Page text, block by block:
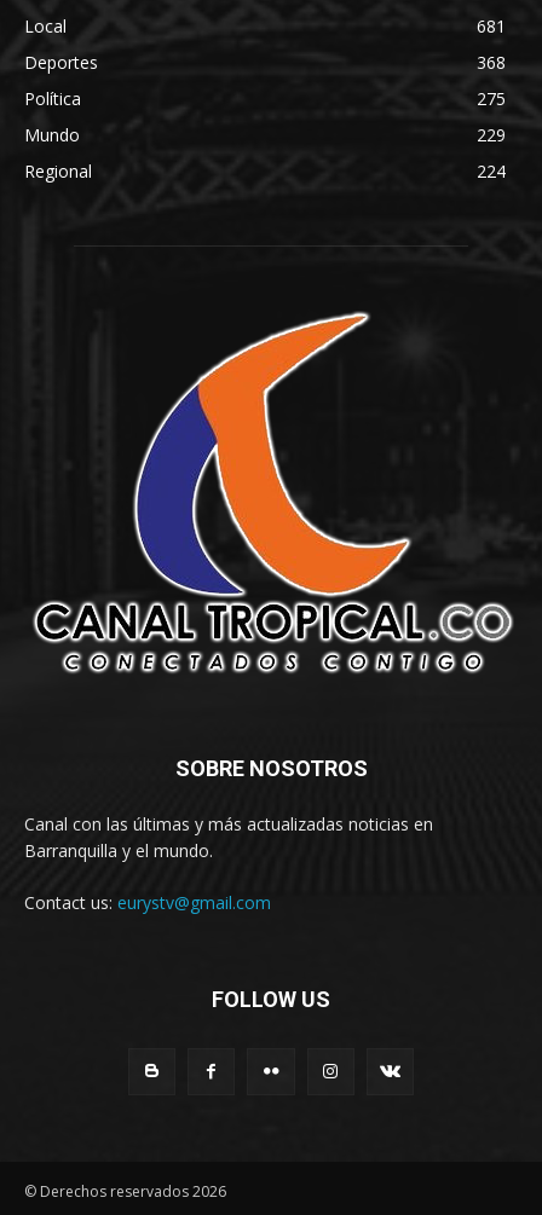
Local
681
Deportes
368
Política
275
Mundo
229
Regional
224
SOBRE NOSOTROS
Canal con las últimas y más actualizadas noticias en
Barranquilla y el mundo.
Contact us: eurystv@gmail.com
FOLLOW US
© Derechos reservados 2026